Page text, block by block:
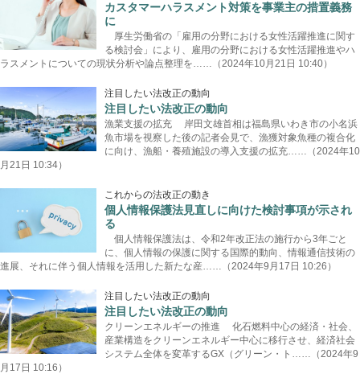
カスタマーハラスメント対策を事業主の措置義務
に
厚生労働省の「雇用の分野における女性活躍推進に関す
る検討会」により、雇用の分野における女性活躍推進やハ
ラスメントについての現状分析や論点整理を……（2024年10月21日 10:40）
注目したい法改正の動向
注目したい法改正の動向
漁業支援の拡充 岸田文雄首相は福島県いわき市の小名浜
魚市場を視察した後の記者会見で、漁獲対象魚種の複合化
に向け、漁船・養殖施設の導入支援の拡充……（2024年10
月21日 10:34）
これからの法改正の動き
個人情報保護法見直しに向けた検討事項が示され
る
個人情報保護法は、令和2年改正法の施行から3年ごと
に、個人情報の保護に関する国際的動向、情報通信技術の
進展、それに伴う個人情報を活用した新たな産……（2024年9月17日 10:26）
注目したい法改正の動向
注目したい法改正の動向
クリーンエネルギーの推進 化石燃料中心の経済・社会、
産業構造をクリーンエネルギー中心に移行させ、経済社会
システム全体を変革するGX（グリーン・ト……（2024年9
月17日 10:16）